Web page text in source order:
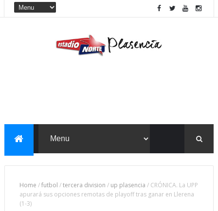
Home /futbol /tercera division / up plasencia / CRÓNICA. La UPP
apurará sus opciones remotas de playoff tras ganar en Llerena
(1-3)